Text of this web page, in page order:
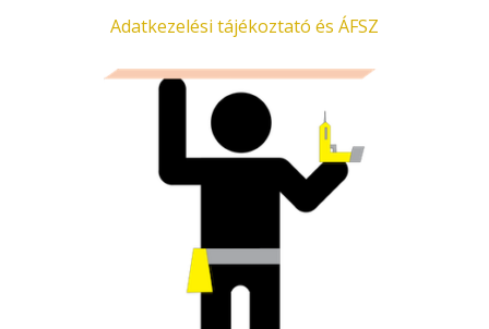
Adatkezelési tájékoztató és ÁFSZ